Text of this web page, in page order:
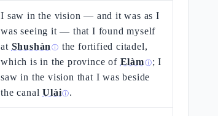
I saw in the vision — and it was as I
was seeing it — that I found myself
at Shushàn ⓘ the fortified citadel,
which is in the province of Elàmⓘ; I
saw in the vision that I was beside
the canalUlàiⓘ.